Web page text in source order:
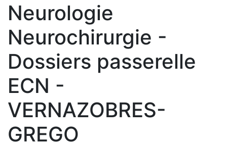
Neurologie
Neurochirurgie -
Dossiers passerelle
ECN -
VERNAZOBRES-
GREGO